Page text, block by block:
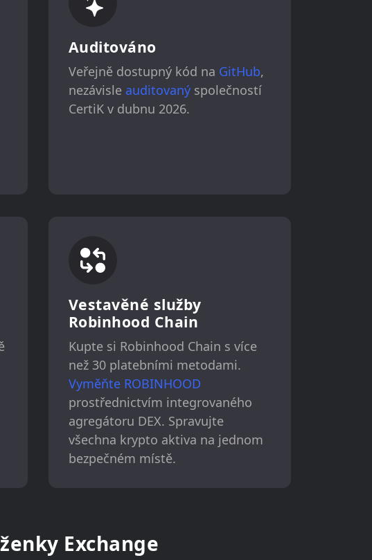
Auditováno
Veřejně dostupný kód na GitHub,
nezávisle auditovanýspolečností
CertiK v dubnu 2026.
Vestavěné služby
Robinhood Chain
Kupte si Robinhood Chain s více
než 30 platebními metodami.
Vyměňte ROBINHOOD
prostřednictvím integrovaného
agregátoru DEX. Spravujte
všechna krypto aktiva na jednom
bezpečném místě.
Exchange